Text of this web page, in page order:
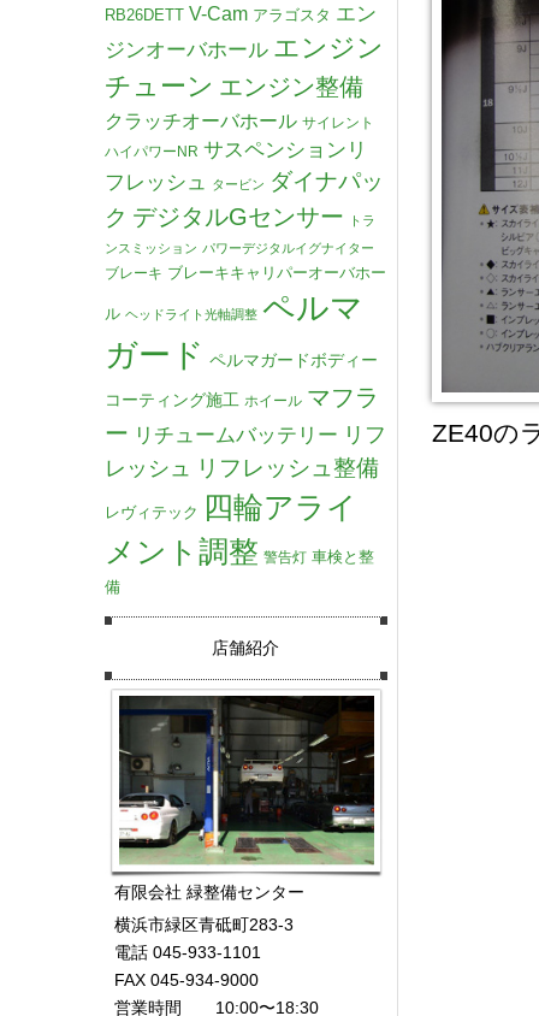
ZE40の
RB26DETT V-Cam アラゴスタ エン
ジンオーバホール エンジン
チューン エンジン整備
クラッチオーバホール サイレント
ハイパワーNR サスペンションリ
フレッシュ
タービン ダイナパッ
ク デジタルGセンサー
トラ
ンスミッション パワーデジタルイグナイター
ブレーキ ブレーキキャリパーオーバホー
ル ヘッドライト光軸調整 ペルマ
ガード ペルマガードボディー
コーティング施工 ホイール マフラ
ー リチュームバッテリー リフ
レッシュ
リフレッシュ整備
レヴィテック 四輪アライ
メント調整 警告灯 車検と整
備
店舗紹介
有限会社 緑整備センター
横浜市緑区青砥町283-3
電話 045-933-1101
FAX 045-934-9000
営業時間 10:00〜18:30